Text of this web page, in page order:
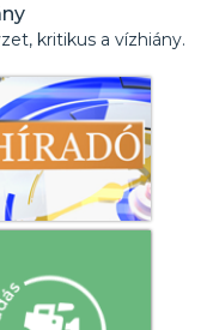
kritikus a vízhiány.